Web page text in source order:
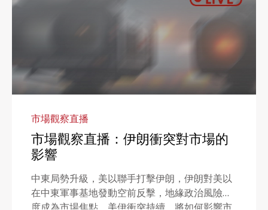
市場觀察直播
市場觀察直播：伊朗衝突對市場的
影響
中東局勢升級，美以聯手打擊伊朗，伊朗對美以
在中東軍事基地發動空前反擊，地緣政治風險再
度成為市場焦點。美伊衝突持續，將如何影響市